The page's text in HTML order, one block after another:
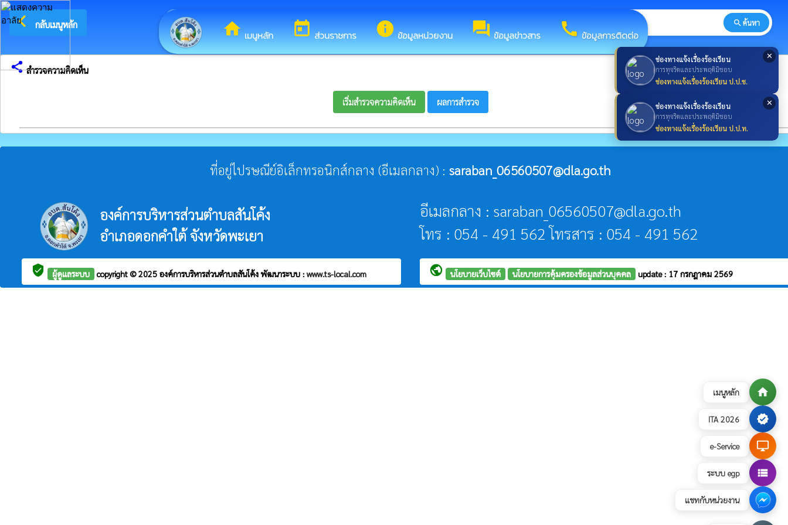
เมนูหลัก home
ITA 2026 verified
e-Service desktop_windows
ระบบ egp view_list
แชทกับหน่วยงาน
✕
ช่องทางแจ้งเรื่องร้องเรียน
การทุจริตและประพฤติมิชอบ
ช่องทางแจ้งเรื่องร้องเรียน ป.ป.ช.
✕
ช่องทางแจ้งเรื่องร้องเรียน
การทุจริตและประพฤติมิชอบ
ช่องทางแจ้งเรื่องร้องเรียน ป.ป.ท.
homeเมนูหลัก todayส่วนราชการ infoข้อมูลหน่วยงาน forumข้อมูลข่าวสาร callข้อมูลการติดต่อ
arrow_back_ios กลับเมนูหลัก ยินดีต้อนรับสู่เว็บไซต์ของ องค์การบริหารส่วนตำบลสันโค้ง search ค้นหา
share สำรวจความคิดเห็น
เริ่มสำรวจความคิดเห็น ผลการสำรวจ
ที่อยู่ไปรษณีย์อิเล็กทรอนิกส์กลาง (อีเมลกลาง) : saraban_06560507@dla.go.th
องค์การบริหารส่วนตำบลสันโค้ง
อำเภอดอกคำใต้ จังหวัดพะเยา
อีเมลกลาง : saraban_06560507@dla.go.th
โทร : 054 - 491 562 โทรสาร : 054 - 491 562
verified_user ผู้ดูแลระบบ copyright © 2025 องค์การบริหารส่วนตำบลสันโค้ง พัฒนาระบบ : www.ts-local.com public นโยบายเว็บไซต์ นโยบายการคุ้มครองข้อมูลส่วนบุคคล update : 17 กรกฎาคม 2569